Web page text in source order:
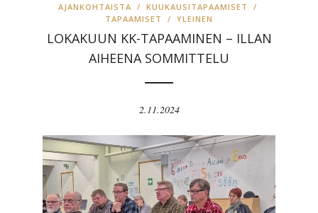
AJANKOHTAISTA / KUUKAUSITAPAAMISET
/
TAPAAMISET
/ YLEINEN
LOKAKUUN KK-TAPAAMINEN – ILLAN
AIHEENA SOMMITTELU
2.11.2024